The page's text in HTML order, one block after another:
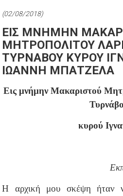
(02/08/2018)
ΕΙΣ ΜΝΗΜΗΝ
ΜΗΤΡΟΠΟΛΙΤΟΥ
ΤΥΡΝΑΒΟΥ ΚΥΡΟΥ
ΙΩΑΝΝΗ ΜΠΑΤΖΕΛΑ
Εις μνήμην Μακαριστού
κυρού
Η αρχική μου σκέψη ήταν